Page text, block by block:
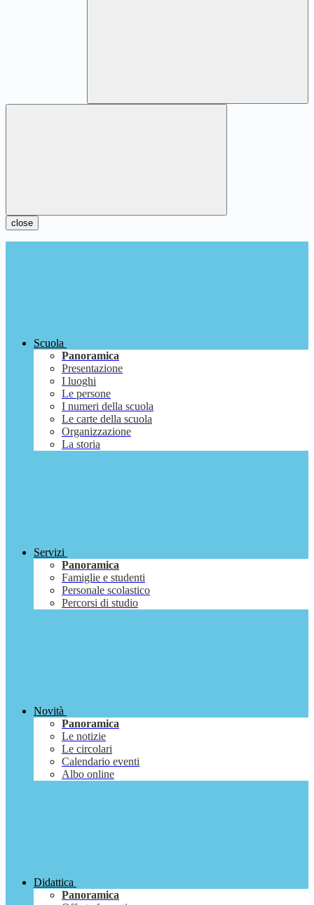
close
Scuola
Panoramica
Presentazione
I luoghi
Le persone
I numeri della scuola
Le carte della scuola
Organizzazione
La storia
Servizi
Panoramica
Famiglie e studenti
Personale scolastico
Percorsi di studio
Novità
Panoramica
Le notizie
Le circolari
Calendario eventi
Albo online
Didattica
Panoramica